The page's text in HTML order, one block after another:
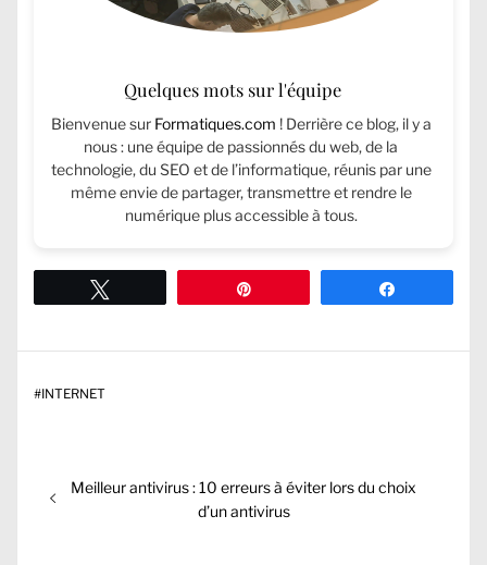
Quelques mots sur l'équipe
Bienvenue sur Formatiques.com ! Derrière ce blog, il y a
nous : une équipe de passionnés du web, de la
technologie, du SEO et de l’informatique, réunis par une
même envie de partager, transmettre et rendre le
numérique plus accessible à tous.
#INTERNET
Navigation
de
Previous
Meilleur antivirus : 10 erreurs à éviter lors du choix
d’un antivirus